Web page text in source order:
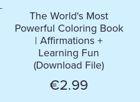
The World's Most
Powerful Coloring Book
| Affirmations +
Learning Fun
(Download File)
€2.99